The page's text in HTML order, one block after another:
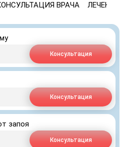
ВРАЧА ЛЕЧЕНИЕ
Консультация
Консультация
запоя
Консультация